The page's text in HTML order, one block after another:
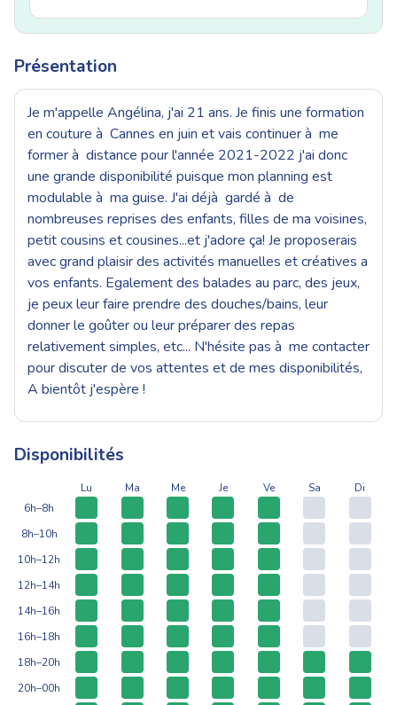
Présentation
Je m'appelle Angélina, j'ai 21 ans. Je finis une formation
en couture à Cannes en juin et vais continuer à me
former à distance pour l'année 2021-2022 j'ai donc
une grande disponibilité puisque mon planning est
modulable à ma guise. J'ai déjà gardé à de
nombreuses reprises des enfants, filles de ma voisines,
petit cousins et cousines...et j'adore ça! Je proposerais
avec grand plaisir des activités manuelles et créatives a
vos enfants. Egalement des balades au parc, des jeux,
je peux leur faire prendre des douches/bains, leur
donner le goûter ou leur préparer des repas
relativement simples, etc... N'hésite pas à me contacter
pour discuter de vos attentes et de mes disponibilités,
A bientôt j'espère !
Disponibilités
Lu Ma Me Je Ve Sa
Di
6h–8h
8h–10h
10h–12h
12h–14h
14h–16h
16h–18h
18h–20h
20h–00h